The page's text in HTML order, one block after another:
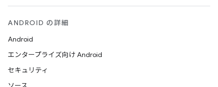
ANDROID の詳細
Android
エンタープライズ向け Android
セキュリティ